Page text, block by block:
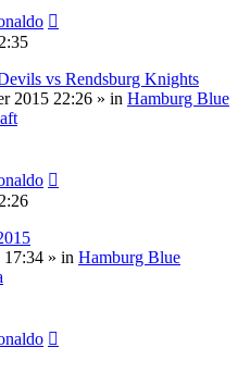
vs Rendsburg Knights
2015 22:26 » in Hamburg Blue
17:34 » in Hamburg Blue